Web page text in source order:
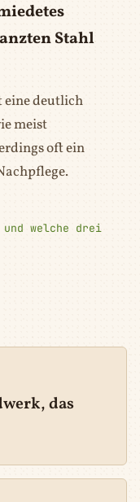
Stahl
eine deutlich
meist
oft ein
welche drei
das